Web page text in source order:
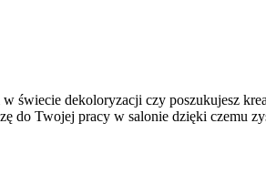
świecie dekoloryzacji czy poszukujesz
do Twojej pracy w salonie dzięki czemu